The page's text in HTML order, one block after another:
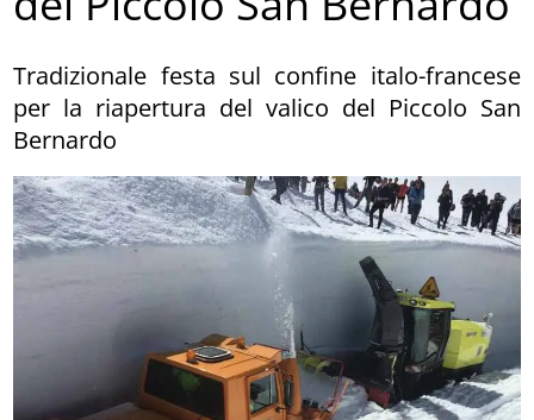
Tradizionale festa sul confine italo-francese
per la riapertura del valico del Piccolo San
Bernardo